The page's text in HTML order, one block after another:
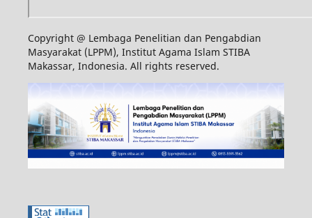
Copyright @ Lembaga Penelitian dan Pengabdian
Masyarakat (LPPM), Institut Agama Islam STIBA
Makassar, Indonesia. All rights reserved.